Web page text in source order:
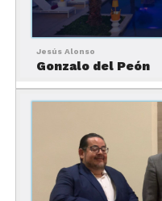
La propiedad
la AAA está
Caribe y la
Aeropuerto
Consiste en
herradura,
y vibra única.
Jesús Alonso
Gonzalo del Peón